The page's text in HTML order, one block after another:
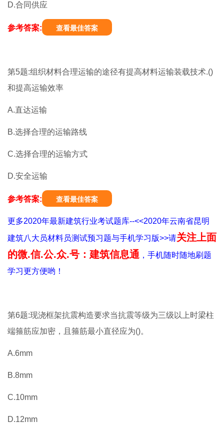
D.合同供应
参考答案: 查看最佳答案
第5题:组织材料合理运输的途径有提高材料运输装载技术.()
和提高运输效率
A.直达运输
B.选择合理的运输路线
C.选择合理的运输方式
D.安全运输
参考答案: 查看最佳答案
更多2020年最新建筑行业考试题库--<<2020年云南省昆明
建筑八大员材料员测试预习题与手机学习版>>请关注上面
的微.信.公.众.号：建筑信息通 ，手机随时随地刷题
学习更方便哟！
第6题:现浇框架抗震构造要求当抗震等级为三级以上时梁柱
端箍筋应加密，且箍筋最小直径应为()。
A.6mm
B.8mm
C.10mm
D.12mm